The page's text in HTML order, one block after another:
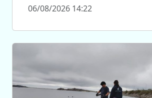
06/08/2026 14:22